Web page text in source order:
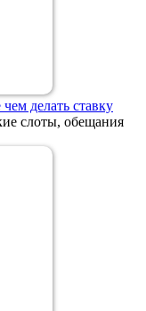
делать ставку
слоты, обещания